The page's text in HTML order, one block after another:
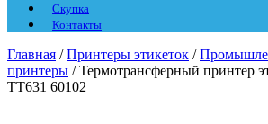
Скупка
Контакты
Главная /Принтеры этикеток /
принтеры / Термотрансферный принтер
TT631 60102